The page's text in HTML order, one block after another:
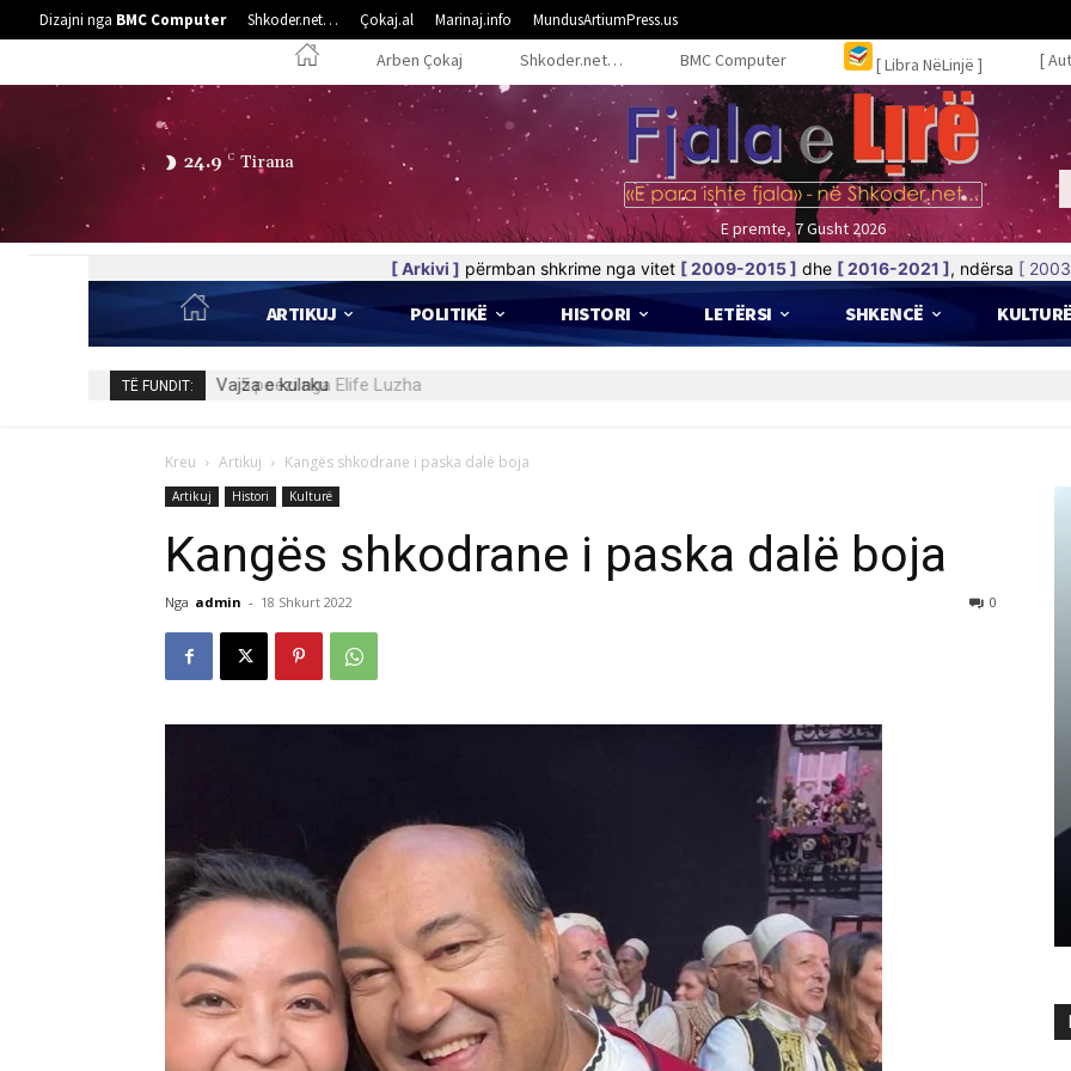
Dizajni nga BMC Computer Shkoder.net… Çokaj.al Marinaj.info MundusArtiumPress.us
Arben Çokaj Shkoder.net… BMC Computer [ Libra NëLinjë ] [
24.9 C Tirana
E premte, 7 Gusht 2026
[ Arkivi ] përmban shkrime nga vitet [ 2009-2015 ] dhe [ 2016-2021 ], ndërsa [
ARTIKUJ POLITIKË HISTORI LETËRSI SHKENCË KULTURË
TË FUNDIT: 5 poezi nga Elife Luzha
Kreu Artikuj Kangës shkodrane i paska dalë boja
Artikuj Histori Kulturë
Kangës shkodrane i paska dalë boja
Nga admin - 18 Shkurt 2022 0